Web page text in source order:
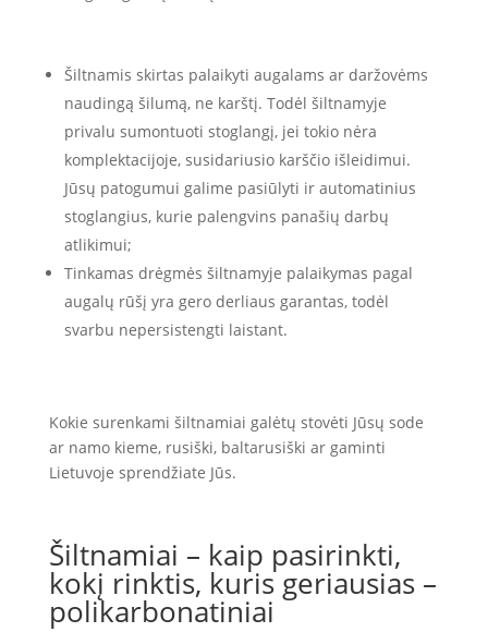
Šiltnamis skirtas palaikyti augalams ar daržovėms
naudingą šilumą, ne karštį. Todėl šiltnamyje
privalu sumontuoti stoglangį, jei tokio nėra
komplektacijoje, susidariusio karščio išleidimui.
Jūsų patogumui galime pasiūlyti ir automatinius
stoglangius, kurie palengvins panašių darbų
atlikimui;
Tinkamas drėgmės šiltnamyje palaikymas pagal
augalų rūšį yra gero derliaus garantas, todėl
svarbu nepersistengti laistant.
Kokie surenkami šiltnamiai galėtų stovėti Jūsų sode
ar namo kieme, rusiški, baltarusiški ar gaminti
Lietuvoje sprendžiate Jūs.
Šiltnamiai – kaip pasirinkti,
kokį rinktis, kuris geriausias –
polikarbonatiniai